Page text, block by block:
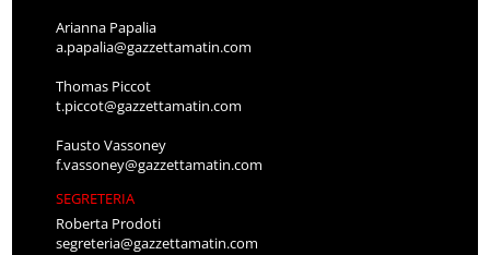
Arianna Papalia
a.papalia@gazzettamatin.com
Thomas Piccot
t.piccot@gazzettamatin.com
Fausto Vassoney
f.vassoney@gazzettamatin.com
SEGRETERIA
Roberta Prodoti
segreteria@gazzettamatin.com